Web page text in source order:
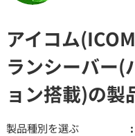
アイコム
ランシーバー(
ョン搭載)の製
製品種別を選ぶ